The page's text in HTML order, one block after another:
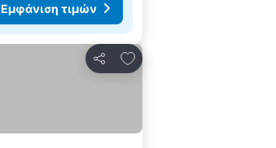
Εμφάνιση τιμών
Κοινοποίηση
Προσθήκη στα αγαπημένα